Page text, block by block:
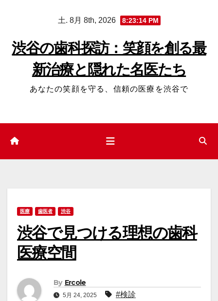
ッ
土. 8月 8th, 2026 8:23:15 PM
渋谷の歯科探訪：笑顔を創る最
新治療と隠れた名医たち
あなたの笑顔を守る、信頼の医療を渋谷で
医療 歯医者 渋谷
渋谷で見つける理想の歯科
医療空間
By Ercole
5月 24, 2025 #検診